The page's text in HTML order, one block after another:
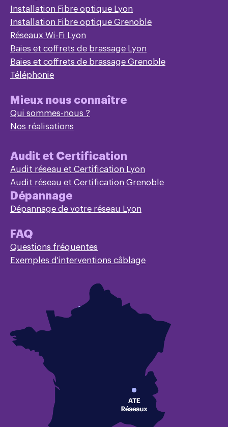
Installation Fibre optique Lyon
Installation Fibre optique Grenoble
Réseaux Wi-Fi Lyon
Baies et coffrets de brassage Lyon
Baies et coffrets de brassage Grenoble
Téléphonie
Mieux nous connaître
Qui sommes-nous ?
Nos réalisations
Audit et Certification
Audit réseau et Certification Lyon
Audit réseau et Certification Grenoble
Dépannage
Dépannage de votre réseau Lyon
FAQ
Questions fréquentes
Exemples d'interventions câblage